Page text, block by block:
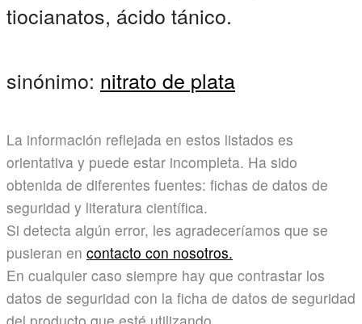
tiocianatos, ácido tánico.
sinónimo: nitrato de plata
La información reflejada en estos listados es
orientativa y puede estar incompleta. Ha sido
obtenida de diferentes fuentes: fichas de datos de
seguridad y literatura científica.
Si detecta algún error, les agradeceríamos que se
pusieran en contacto con nosotros.
En cualquier caso siempre hay que contrastar los
datos de seguridad con la ficha de datos de seguridad